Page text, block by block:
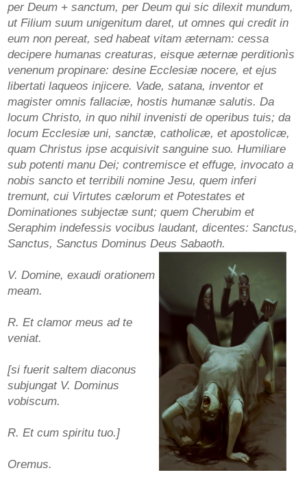
per Deum + sanctum, per Deum qui sic dilexit mundum,
ut Filium suum unigenitum daret, ut omnes qui credit in
eum non pereat, sed habeat vitam æternam: cessa
decipere humanas creaturas, eisque æternæ perditionìs
venenum propinare: desine Ecclesiæ nocere, et ejus
libertati laqueos injicere. Vade, satana, inventor et
magister omnis fallaciæ, hostis humanæ salutis. Da
locum Christo, in quo nihil invenisti de operibus tuis; da
locum Ecclesiæ uni, sanctæ, catholicæ, et apostolicæ,
quam Christus ipse acquisivit sanguine suo. Humiliare
sub potenti manu Dei; contremisce et effuge, invocato a
nobis sancto et terribili nomine Jesu, quem inferi
tremunt, cui Virtutes cælorum et Potestates et
Dominationes subjectæ sunt; quem Cherubim et
Seraphim indefessis vocibus laudant, dicentes: Sanctus,
Sanctus, Sanctus Dominus Deus Sabaoth.
V. Domine, exaudi orationem
meam.
R. Et clamor meus ad te
veniat.
[si fuerit saltem diaconus
subjungat V. Dominus
vobiscum.
R. Et cum spiritu tuo.]
Oremus.